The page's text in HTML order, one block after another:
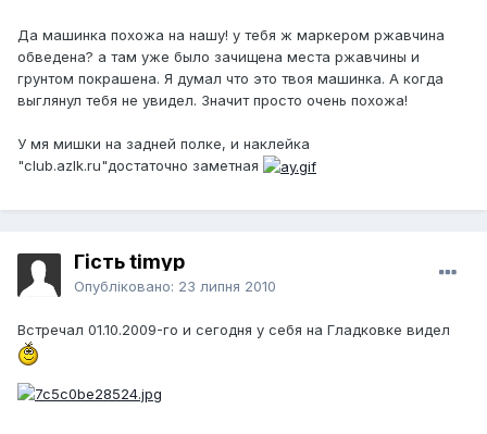
Да машинка похожа на нашу! у тебя ж маркером ржавчина
обведена? а там уже было зачищена места ржавчины и
грунтом покрашена. Я думал что это твоя машинка. А когда
выглянул тебя не увидел. Значит просто очень похожа!
У мя мишки на задней полке, и наклейка
"club.azlk.ru"достаточно заметная
Гість timyp
Опубліковано: 23 липня 2010
Встречал 01.10.2009-го и сегодня у себя на Гладковке видел